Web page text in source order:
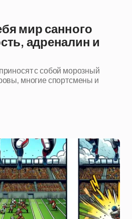
мир санного
адреналин и
с собой морозный
многие спортсмены и